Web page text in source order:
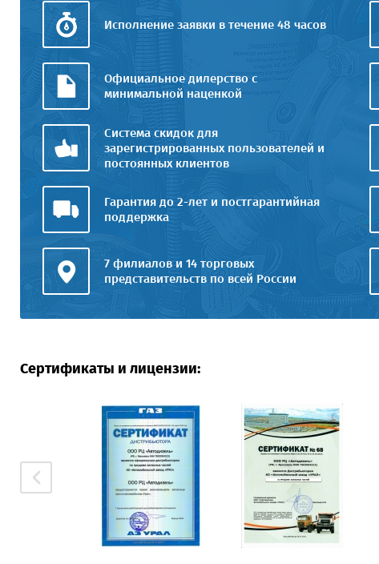
Исполнение заявки в течение 48 часов
Официальное дилерство с
минимальной наценкой
Система скидок для
зарегистрированных пользователей и
постоянных клиентов
Гарантия до 2-лет и постгарантийная
поддержка
7 филиалов и 14 торговых
представительств по всей России
Сертификаты и лицензии: